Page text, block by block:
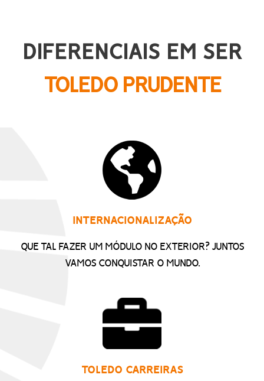
DIFERENCIAIS EM SER
TOLEDO PRUDENTE
INTERNACIONALIZAÇÃO
QUE TAL FAZER UM MÓDULO NO EXTERIOR? JUNTOS
VAMOS CONQUISTAR O MUNDO.
TOLEDO CARREIRAS